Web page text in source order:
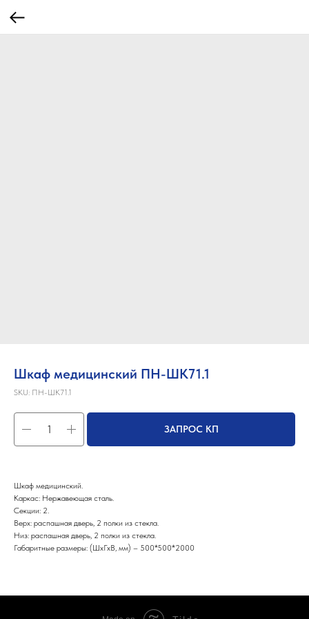
Шкаф медицинский ПН-ШК71.1
SKU: ПН-ШК71.1
ЗАПРОС КП
Шкаф медицинский.
Каркас: Нержавеющая сталь.
Секции: 2.
Верх: распашная дверь, 2 полки из стекла.
Низ: распашная дверь, 2 полки из стекла.
Габаритные размеры: (ШхГхВ, мм) – 500*500*2000